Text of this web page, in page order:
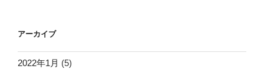
アーカイブ
2022年1月 (5)